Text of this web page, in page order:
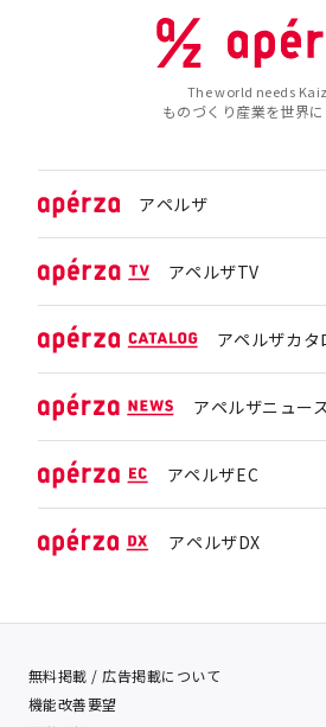
The world needs
ものづくり産業を世界
アペルザ
アペルザTV
アペルザカタ
アペルザニュース
アペルザEC
アペルザDX
無料掲載 / 広告掲載について
機能改善要望